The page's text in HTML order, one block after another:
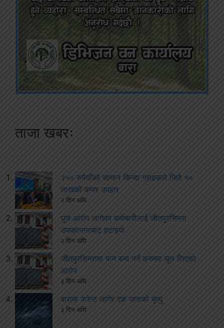
ताजा खबरः
२५० रुपैयाँको सामान किन्दा ग्राहकले जिते १०
लाखको बम्पर उपहार
२ दिन अघि
घुस आरोप लागेका कर्मचारीलाई जीतपुरसिमरा
उपमहानगरबाट हटाइयो
२ दिन अघि
जीतपुरसिमरामा पान बन्द गर्ने क्रममा घुस लिएको
आरोप
३ दिन अघि
बारामा करेन्ट लागेर एक जनाको मृत्यु
३ दिन अघि